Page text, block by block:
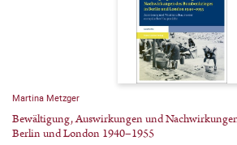
Martina Metzger
Bewältigung, Auswirkungen und
Berlin und London 1940–1955